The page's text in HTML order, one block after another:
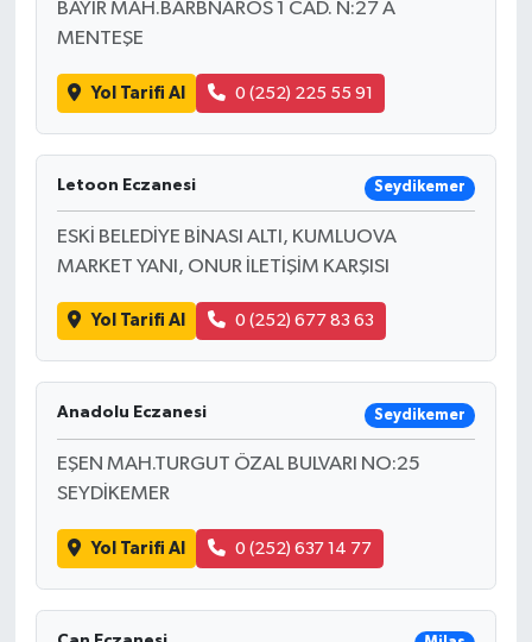
BAYIR MAH.BARBNAROS 1 CAD. N:27 A
MENTEŞE
Yol Tarifi Al 0 (252) 225 55 91
Letoon Eczanesi Seydikemer
ESKİ BELEDİYE BİNASI ALTI, KUMLUOVA
MARKET YANI, ONUR İLETİŞİM KARŞISI
Yol Tarifi Al 0 (252) 677 83 63
Anadolu Eczanesi Seydikemer
EŞEN MAH.TURGUT ÖZAL BULVARI NO:25
SEYDİKEMER
Yol Tarifi Al 0 (252) 637 14 77